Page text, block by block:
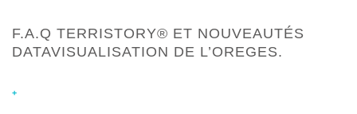
F.A.Q TERRISTORY® ET NOUVEAUTÉS
DATAVISUALISATION DE L’OREGES.
+